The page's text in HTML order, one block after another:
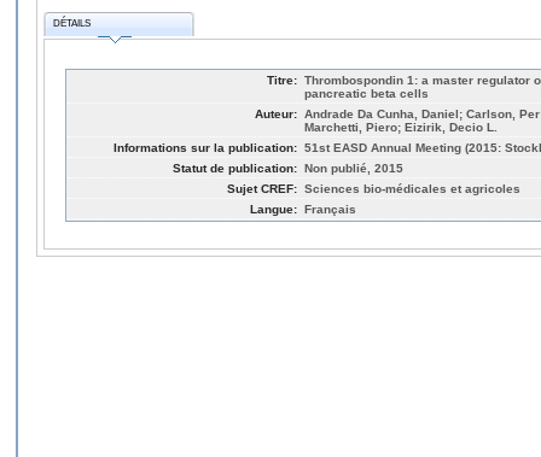
DÉTAILS
Titre: Thrombospondin 1: a master regulator
pancreatic beta cells
Auteur: Andrade Da Cunha, Daniel; Carlson,
Marchetti, Piero; Eizirik, Decio L.
Informations sur la publication: 51st EASD Annual Meeting (2015:
Statut de publication: Non publié, 2015
Sujet CREF: Sciences bio-médicales et agricoles
Langue: Français